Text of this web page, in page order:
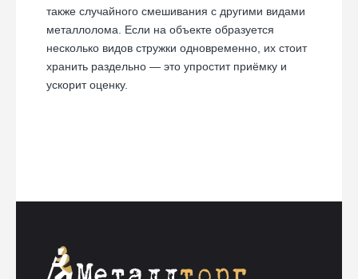
также случайного смешивания с другими видами
металлолома. Если на объекте образуется
несколько видов стружки одновременно, их стоит
хранить раздельно — это упростит приёмку и
ускорит оценку.